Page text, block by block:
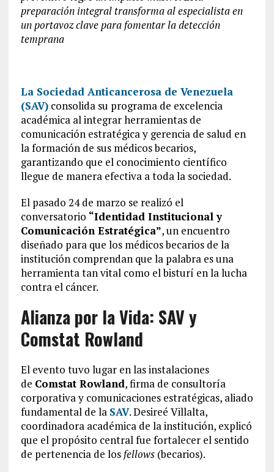
preparación integral transforma al especialista en
un portavoz clave para fomentar la detección
temprana
La Sociedad Anticancerosa de Venezuela
(SAV)consolida su programa de excelencia
académica al integrar herramientas de
comunicación estratégica y gerencia de salud en
la formación de sus médicos becarios,
garantizando que el conocimiento científico
llegue de manera efectiva a toda la sociedad.
El pasado 24 de marzo se realizó el
conversatorio “Identidad Institucional y
Comunicación Estratégica”, un encuentro
diseñado para que los médicos becarios de la
institución comprendan que la palabra es una
herramienta tan vital como el bisturí en la lucha
contra el cáncer.
Alianza por la Vida: SAV y
Comstat Rowland
El evento tuvo lugar en las instalaciones
de Comstat Rowland, firma de consultoría
corporativa y comunicaciones estratégicas, aliado
fundamental de la SAV. Desireé Villalta,
coordinadora académica de la institución, explicó
que el propósito central fue fortalecer el sentido
de pertenencia de los fellows (becarios).